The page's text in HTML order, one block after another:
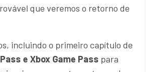
que veremos o retorno de
incluindo o primeiro capítulo de
e Xbox Game Pass para